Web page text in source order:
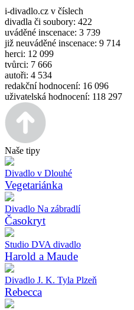
i-divadlo.cz v číslech
divadla či soubory: 422
uváděné inscenace: 3 739
již neuváděné inscenace: 9 714
herci: 12 099
tvůrci: 7 666
autoři: 4 534
redakční hodnocení: 16 096
uživatelská hodnocení: 118 297
Naše tipy
Divadlo v Dlouhé
Vegetariánka
Divadlo Na zábradlí
Časokryt
Studio DVA divadlo
Harold a Maude
Divadlo J. K. Tyla Plzeň
Rebecca